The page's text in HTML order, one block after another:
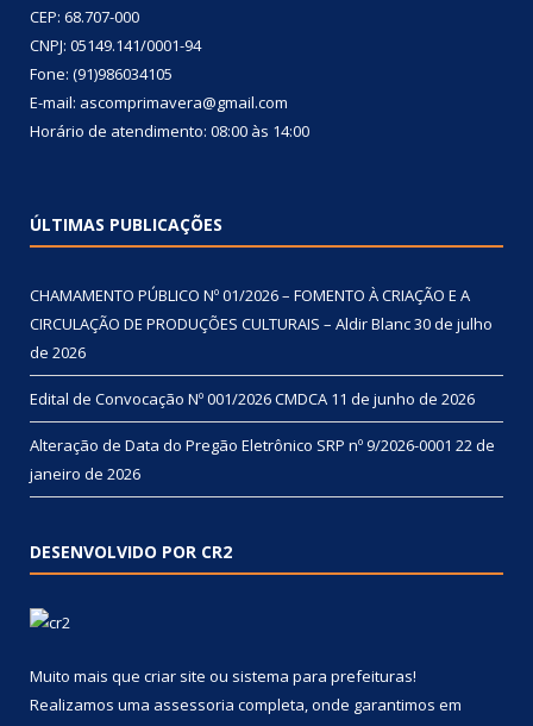
CEP: 68.707-000
CNPJ: 05149.141/0001-94
Fone: (91)986034105
E-mail: ascomprimavera@gmail.com
Horário de atendimento: 08:00 às 14:00
ÚLTIMAS PUBLICAÇÕES
CHAMAMENTO PÚBLICO Nº 01/2026 – FOMENTO À CRIAÇÃO E A
CIRCULAÇÃO DE PRODUÇÕES CULTURAIS – Aldir Blanc30 de julho
de 2026
Edital de Convocação Nº 001/2026 CMDCA 11 de junho de 2026
Alteração de Data do Pregão Eletrônico SRP nº 9/2026-0001 22 de
janeiro de 2026
DESENVOLVIDO POR CR2
Muito mais que criar site ou sistema para prefeituras!
Realizamos uma assessoria completa, onde garantimos em